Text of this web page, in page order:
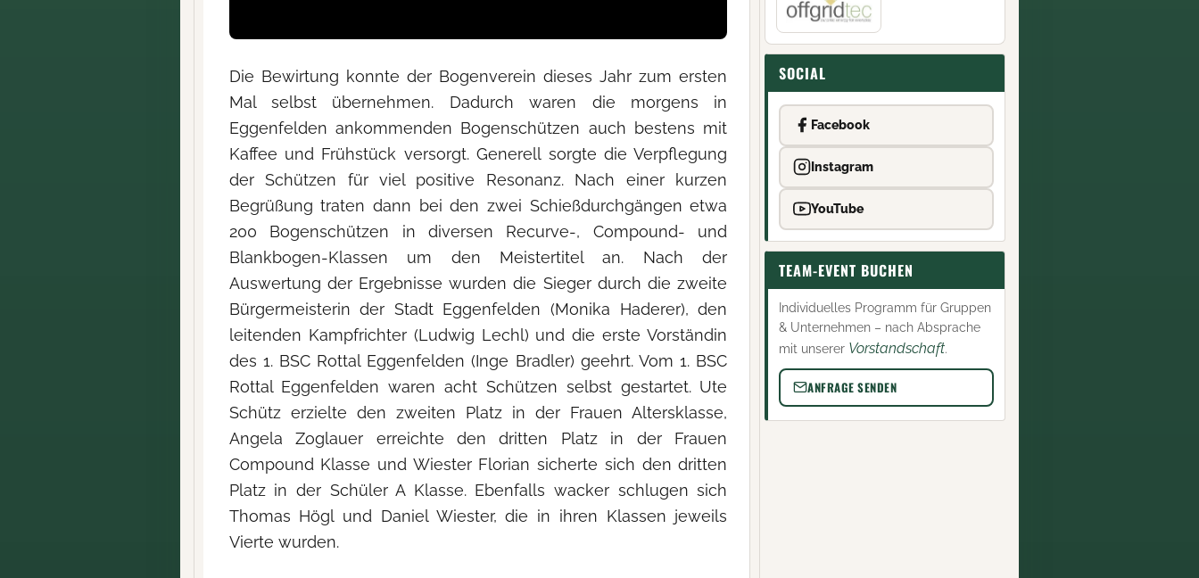
Die Bewirtung konnte der Bogenverein dieses Jahr zum ersten
Mal selbst übernehmen. Dadurch waren die morgens in
Eggenfelden ankommenden Bogenschützen auch bestens mit
Kaffee und Frühstück versorgt. Generell sorgte die Verpflegung
der Schützen für viel positive Resonanz. Nach einer kurzen
Begrüßung traten dann bei den zwei Schießdurchgängen etwa
200 Bogenschützen in diversen Recurve-, Compound- und
Blankbogen-Klassen um den Meistertitel an. Nach der
Auswertung der Ergebnisse wurden die Sieger durch die zweite
Bürgermeisterin der Stadt Eggenfelden (Monika Haderer), den
leitenden Kampfrichter (Ludwig Lechl) und die erste Vorständin
des 1. BSC Rottal Eggenfelden (Inge Bradler) geehrt. Vom 1. BSC
Rottal Eggenfelden waren acht Schützen selbst gestartet. Ute
Schütz erzielte den zweiten Platz in der Frauen Altersklasse,
Angela Zoglauer erreichte den dritten Platz in der Frauen
Compound Klasse und Wiester Florian sicherte sich den dritten
Platz in der Schüler A Klasse. Ebenfalls wacker schlugen sich
Thomas Högl und Daniel Wiester, die in ihren Klassen jeweils
Vierte wurden.
SOCIAL
Facebook
Instagram
YouTube
TEAM-EVENT BUCHEN
Individuelles Programm für Gruppen
& Unternehmen – nach Absprache
mit unserer Vorstandschaft.
ANFRAGE SENDEN